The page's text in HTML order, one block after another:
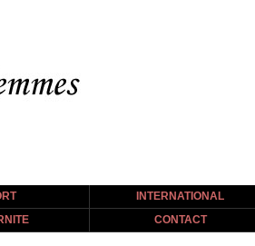
INTERNATIONAL
CONTACT